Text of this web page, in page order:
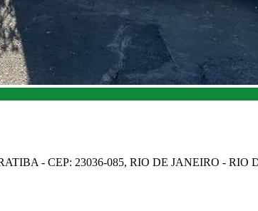
- CEP: 23036-085, RIO DE JANEIRO - RIO